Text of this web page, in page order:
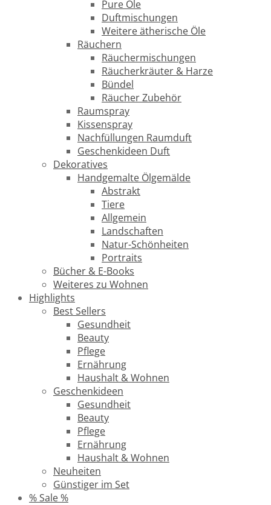
Pure Öle
Duftmischungen
Weitere ätherische Öle
Räuchern
Räuchermischungen
Räucherkräuter & Harze
Bündel
Räucher Zubehör
Raumspray
Kissenspray
Nachfüllungen Raumduft
Geschenkideen Duft
Dekoratives
Handgemalte Ölgemälde
Abstrakt
Tiere
Allgemein
Landschaften
Natur-Schönheiten
Portraits
Bücher & E-Books
Weiteres zu Wohnen
Highlights
Best Sellers
Gesundheit
Beauty
Pflege
Ernährung
Haushalt & Wohnen
Geschenkideen
Gesundheit
Beauty
Pflege
Ernährung
Haushalt & Wohnen
Neuheiten
Günstiger im Set
% Sale %